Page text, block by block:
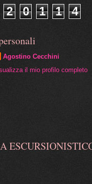
2 0 1 1 4
Agostino Cecchini
il mio profilo completo